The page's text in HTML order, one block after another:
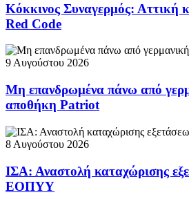
Κόκκινος Συναγερμός: Αττική
Red Code
9 Αυγούστου 2026
Μη επανδρωμένα πάνω από
αποθήκη Patriot
8 Αυγούστου 2026
ΙΣΑ: Αναστολή καταχώρισης
ΕΟΠΥΥ